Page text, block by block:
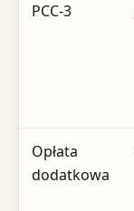
PCC-3
Opłata
dodatkowa